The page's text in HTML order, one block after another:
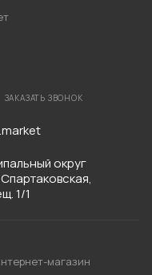
ЗАКАЗАТЬ ЗВОНОК
округ
1/1
магазин